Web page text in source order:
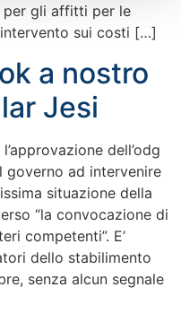
per gli affitti per le
sui costi […]
a nostro
Jesi
dell’odg
governo ad intervenire
situazione della
“la convocazione di
competenti”. E’
dello stabilimento
senza alcun segnale